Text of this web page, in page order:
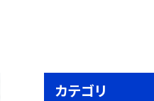
カテゴリ